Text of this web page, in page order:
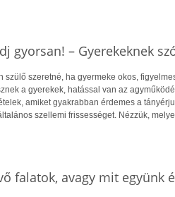
gyorsan! – Gyerekeknek
szülő szeretné, ha gyermeke okos,
a gyerekek, hatással van az
amiket gyakrabban érdemes a
szellemi frissességet. Nézzük,
falatok, avagy mit együnk